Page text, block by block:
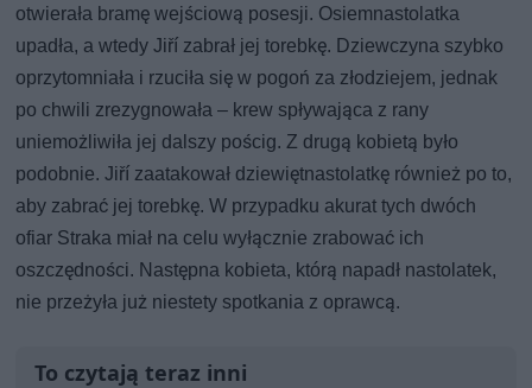
otwierała bramę wejściową posesji. Osiemnastolatka
upadła, a wtedy Jiří zabrał jej torebkę. Dziewczyna szybko
oprzytomniała i rzuciła się w pogoń za złodziejem, jednak
po chwili zrezygnowała – krew spływająca z rany
uniemożliwiła jej dalszy pościg. Z drugą kobietą było
podobnie. Jiří zaatakował dziewiętnastolatkę również po to,
aby zabrać jej torebkę. W przypadku akurat tych dwóch
ofiar Straka miał na celu wyłącznie zrabować ich
oszczędności. Następna kobieta, którą napadł nastolatek,
nie przeżyła już niestety spotkania z oprawcą.
To czytają teraz inni